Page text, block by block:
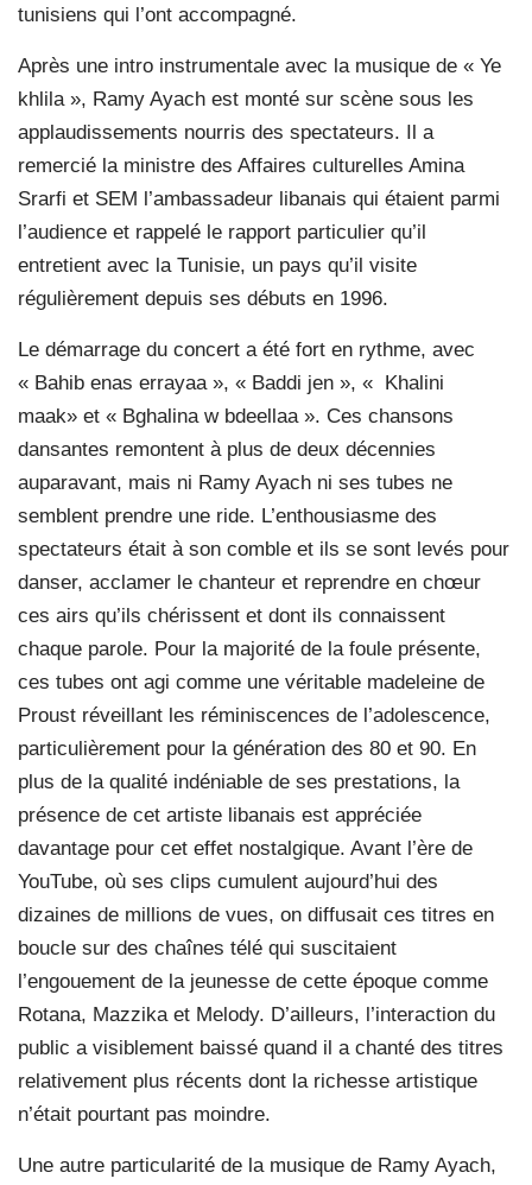
tunisiens qui l’ont accompagné.
Après une intro instrumentale avec la musique de « Ye
khlila », Ramy Ayach est monté sur scène sous les
applaudissements nourris des spectateurs. Il a
remercié la ministre des Affaires culturelles Amina
Srarfi et SEM l’ambassadeur libanais qui étaient parmi
l’audience et rappelé le rapport particulier qu’il
entretient avec la Tunisie, un pays qu’il visite
régulièrement depuis ses débuts en 1996.
Le démarrage du concert a été fort en rythme, avec
« Bahib enas errayaa », « Baddi jen », « Khalini
maak» et « Bghalina w bdeellaa ». Ces chansons
dansantes remontent à plus de deux décennies
auparavant, mais ni Ramy Ayach ni ses tubes ne
semblent prendre une ride. L’enthousiasme des
spectateurs était à son comble et ils se sont levés pour
danser, acclamer le chanteur et reprendre en chœur
ces airs qu’ils chérissent et dont ils connaissent
chaque parole. Pour la majorité de la foule présente,
ces tubes ont agi comme une véritable madeleine de
Proust réveillant les réminiscences de l’adolescence,
particulièrement pour la génération des 80 et 90. En
plus de la qualité indéniable de ses prestations, la
présence de cet artiste libanais est appréciée
davantage pour cet effet nostalgique. Avant l’ère de
YouTube, où ses clips cumulent aujourd’hui des
dizaines de millions de vues, on diffusait ces titres en
boucle sur des chaînes télé qui suscitaient
l’engouement de la jeunesse de cette époque comme
Rotana, Mazzika et Melody. D’ailleurs, l’interaction du
public a visiblement baissé quand il a chanté des titres
relativement plus récents dont la richesse artistique
n’était pourtant pas moindre.
Une autre particularité de la musique de Ramy Ayach,